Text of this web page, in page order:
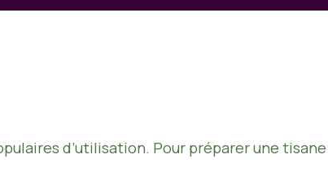
d’utilisation. Pour préparer une tisane